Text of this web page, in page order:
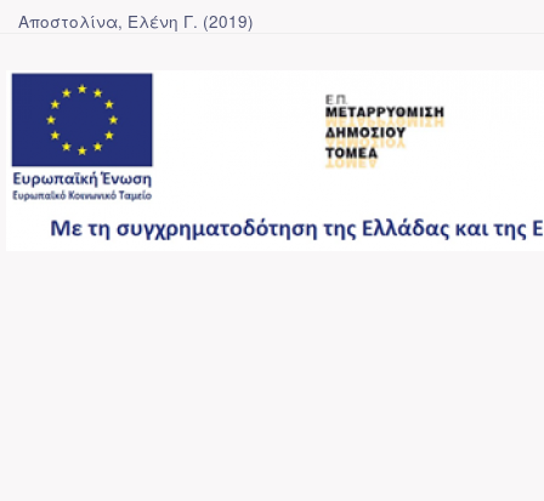
Αποστολίνα, Ελένη Γ. (2019)